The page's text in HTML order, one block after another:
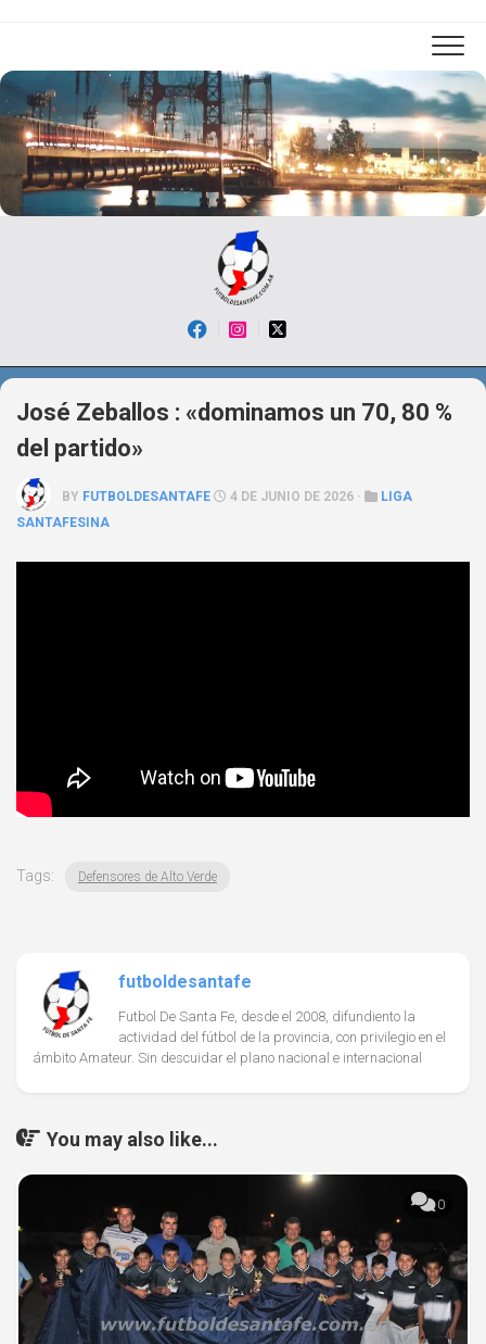
José Zeballos : «dominamos un 70, 80 %
del partido»
BY FUTBOLDESANTAFE 4 DE JUNIO DE 2026 ·
LIGA
SANTAFESINA
Tags: Defensores de Alto Verde
futboldesantafe
Futbol De Santa Fe, desde el 2008, difundiento la
actividad del fútbol de la provincia, con privilegio en el
ámbito Amateur. Sin descuidar el plano nacional e internacional
You may also like...
0